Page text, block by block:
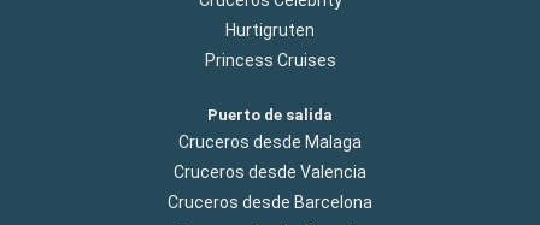
Hurtigruten
Princess Cruises
Puerto de salida
Cruceros desde Malaga
Cruceros desde Valencia
Cruceros desde Barcelona